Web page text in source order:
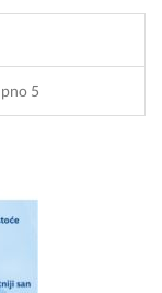
5